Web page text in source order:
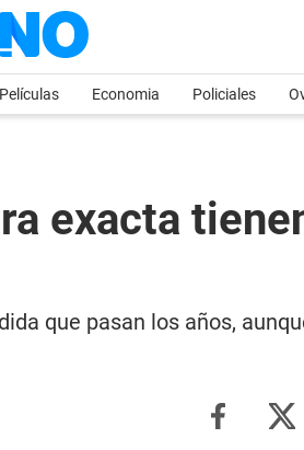
Economia Policiales
exacta
que pasan los años,